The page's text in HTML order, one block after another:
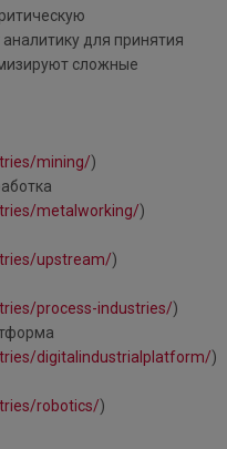
для принятия
сложные
mining/)
metalworking/)
upstream/)
process-industries/)
digitalindustrialplatform/)
robotics/)